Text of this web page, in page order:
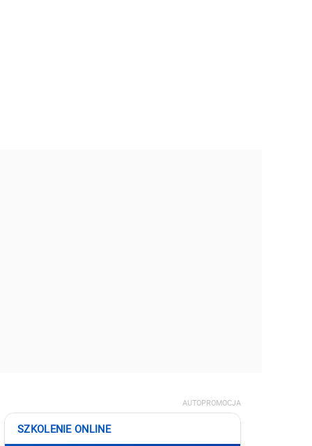
AUTOPROMOCJA
SZKOLENIE ONLINE